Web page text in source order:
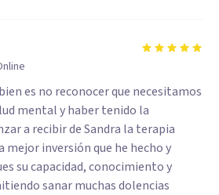
es no reconocer que necesitamos
mental y haber tenido la
a recibir de Sandra la terapia
mejor inversión que he hecho y
su capacidad, conocimiento y
sanar muchas dolencias